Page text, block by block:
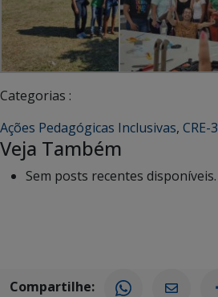
Categorias :
Ações Pedagógicas Inclusivas, CRE-3
Veja Também
Sem posts recentes disponíveis.
Compartilhe: